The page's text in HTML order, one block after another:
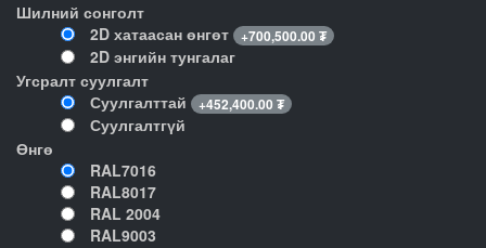
Шилний сонголт
2D хатаасан өнгөт
+700,500.00 ₮
2D энгийн тунгалаг
Угсралт суулгалт
Суулгалттай
+452,400.00 ₮
Суулгалтгүй
Өнгө
RAL7016
RAL8017
RAL 2004
RAL9003